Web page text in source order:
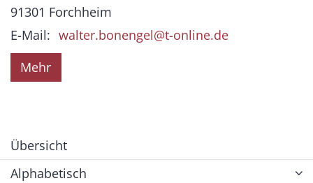
91301 Forchheim
E-Mail: walter.bonengel@t-online.de
Mehr
Übersicht
Alphabetisch